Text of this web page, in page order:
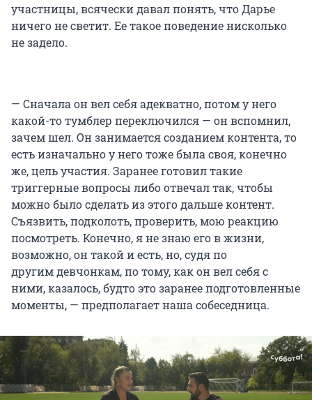
участницы, всячески давал понять, что Дарье
ничего не светит. Ее такое поведение нисколько
не задело.
— Сначала он вел себя адекватно, потом у него
какой-то тумблер переключился — он вспомнил,
зачем шел. Он занимается созданием контента, то
есть изначально у него тоже была своя, конечно
же, цель участия. Заранее готовил такие
триггерные вопросы либо отвечал так, чтобы
можно было сделать из этого дальше контент.
Съязвить, подколоть, проверить, мою реакцию
посмотреть. Конечно, я не знаю его в жизни,
возможно, он такой и есть, но, судя по
другим девчонкам, по тому, как он вел себя с
ними, казалось, будто это заранее подготовленные
моменты, — предполагает наша собеседница.